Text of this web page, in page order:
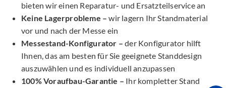
bieten wir einen Reparatur- und Ersatzteilservice an
Keine Lagerprobleme – wir lagern Ihr Standmaterial
vor und nach der Messe ein
Messestand-Konfigurator – der Konfigurator hilft
Ihnen, das am besten für Sie geeignete Standdesign
auszuwählen und es individuell anzupassen
100% Voraufbau-Garantie – Ihr kompletter Stand